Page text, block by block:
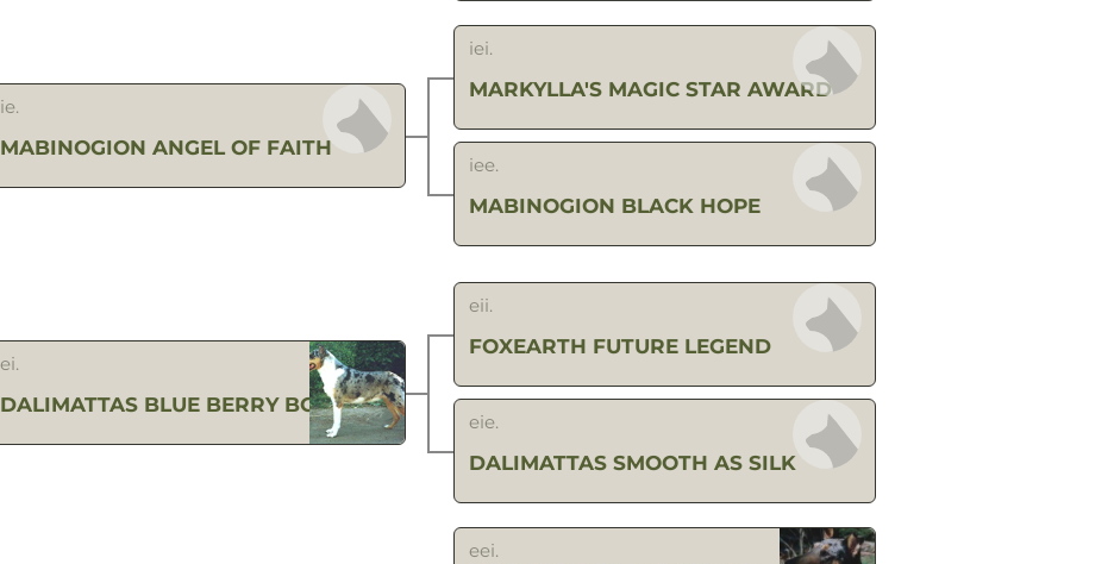
ie.
MABINOGION ANGEL OF FAITH
iei.
MARKYLLA'S MAGIC STAR AWARD
iee.
MABINOGION BLACK HOPE
ei.
DALIMATTAS BLUE BERRY BOY
eii.
FOXEARTH FUTURE LEGEND
eie.
DALIMATTAS SMOOTH AS SILK
eei.